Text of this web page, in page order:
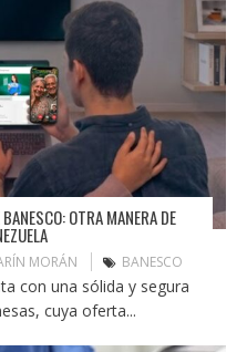
OTRA MANERA DE
MORÁN BANESCO
con una sólida y segura
cuya oferta...